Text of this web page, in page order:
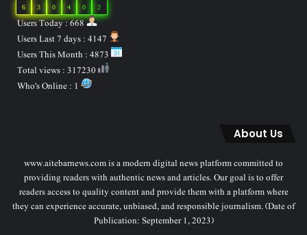
2
0
4
0
3
6
Users Today : 668
About Us
www.aitebarnews.com is a modern digital news platform committed to
providing readers with authentic news and articles. Our goal is to offer
readers access to quality content and provide them with a platform where
they can experience accurate, unbiased, and responsible journalism. (Date of
Publication: September 1, 2023)